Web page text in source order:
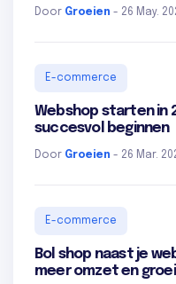
Door Groeien - 26 May.
E-commerce
Webshop starten in
succesvol beginnen
Door Groeien - 26 Mar.
E-commerce
Bol shop naast je
meer omzet en